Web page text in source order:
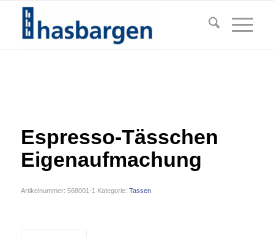
Espresso-Tässchen
Eigenaufmachung
Artikelnummer: 568001-1 Kategorie: Tassen